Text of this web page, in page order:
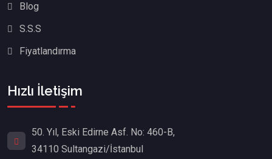
Blog
S.S.S
Fiyatlandırma
Hızlı İletişim
50. Yıl, Eski Edirne Asf. No: 460-B,
34110 Sultangazi/İstanbul